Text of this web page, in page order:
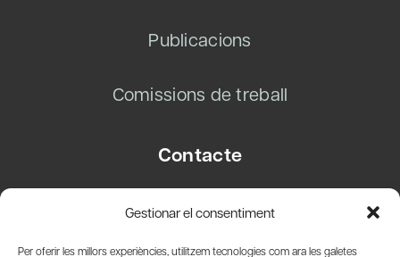
Gestionar el consentiment
Per oferir les millors experiències, utilitzem tecnologies com ara les galetes
Publicacions
Comissions de treball
Contacte
08003 Barcelona